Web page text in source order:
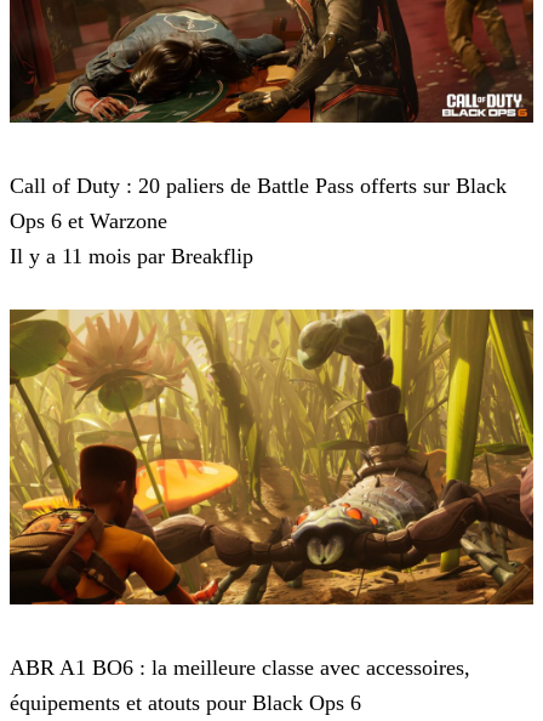
Call of Duty : 20 paliers de Battle Pass offerts sur Black
Ops 6 et Warzone
Il y a 11 mois par Breakflip
ABR A1 BO6 : la meilleure classe avec accessoires,
équipements et atouts pour Black Ops 6